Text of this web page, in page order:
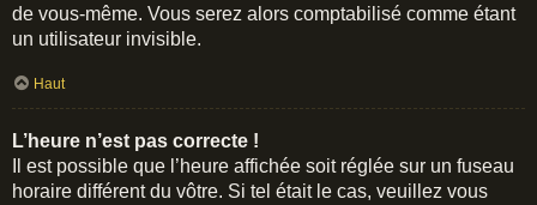
de vous-même. Vous serez alors comptabilisé comme étant
un utilisateur invisible.
Haut
L’heure n’est pas correcte !
Il est possible que l’heure affichée soit réglée sur un fuseau
horaire différent du vôtre. Si tel était le cas, veuillez vous